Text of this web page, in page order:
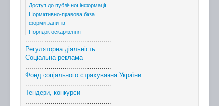
Доступ до публічної інформації
Нормативно-правова база
форми запитів
Порядок оскарження
............................................
Регуляторна діяльність
Соціальна реклама
............................................
Фонд соціального страхування України
............................................
Тендери, конкурси
............................................